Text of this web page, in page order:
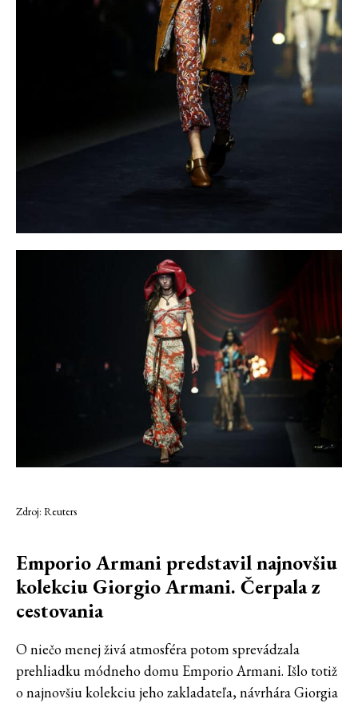
Zdroj: Reuters
Emporio Armani predstavil najnovšiu
kolekciu Giorgio Armani. Čerpala z
cestovania
O niečo menej živá atmosféra potom sprevádzala
prehliadku módneho domu Emporio Armani. Išlo totiž
o najnovšiu kolekciu jeho zakladateľa, návrhára Giorgia